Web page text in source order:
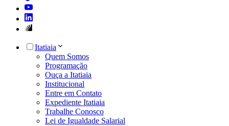
Itatiaia
Quem Somos
Programação
Ouça a Itatiaia
Institucional
Entre em Contato
Expediente Itatiaia
Trabalhe Conosco
Lei de Igualdade Salarial